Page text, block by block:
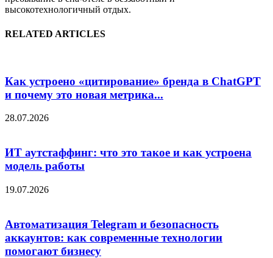
высокотехнологичный отдых.
RELATED ARTICLES
Как устроено «цитирование» бренда в ChatGPT
и почему это новая метрика...
28.07.2026
ИТ аутстаффинг: что это такое и как устроена
модель работы
19.07.2026
Автоматизация Telegram и безопасность
аккаунтов: как современные технологии
помогают бизнесу